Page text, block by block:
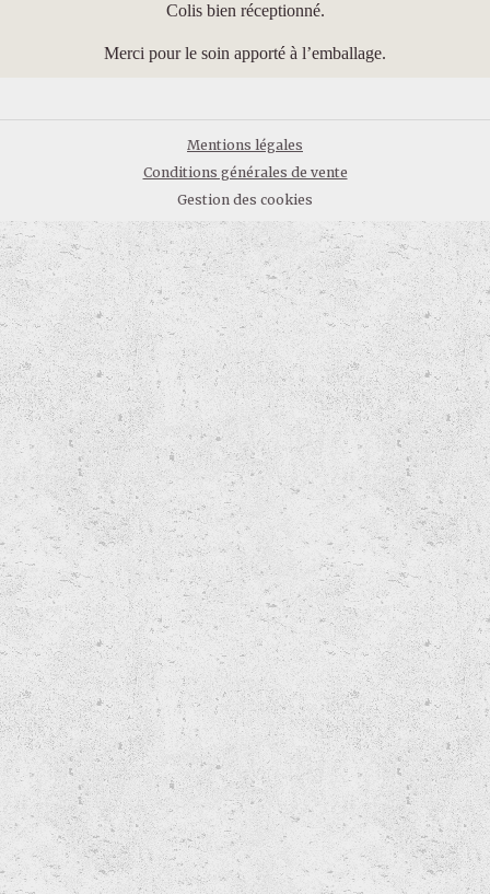
Colis bien réceptionné.
Merci pour le soin apporté à l’emballage.
Mentions légales
Conditions générales de vente
Gestion des cookies